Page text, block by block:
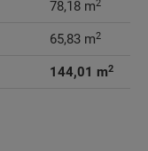
78,18 m2
65,83 m2
144,01 m2